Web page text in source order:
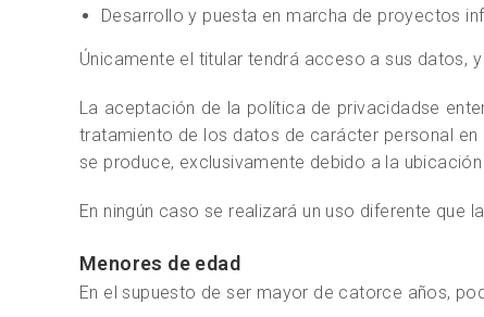
Desarrollo y puesta en marcha de proyectos
Únicamente el titular tendrá acceso a sus datos,
La aceptación de la política de privacidadse
tratamiento de los datos de carácter personal
se produce, exclusivamente debido a la
En ningún caso se realizará un uso diferente
Menores de edad
En el supuesto de ser mayor de catorce años,